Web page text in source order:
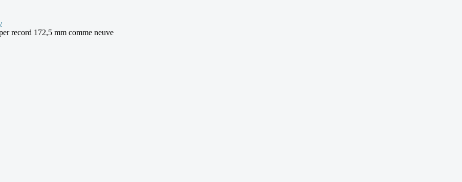
record 172,5 mm comme neuve